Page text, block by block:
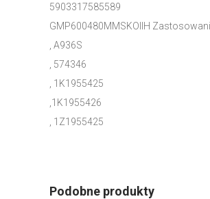
5903317585589
GMP600480MMSKOIIH
, A936S
, 574346
, 1K1955425
,1K1955426
, 1Z1955425
Podobne produkty